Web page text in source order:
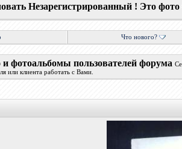
Незарегистрированный ! Это
Что нового?
фотоальбомы пользователей форума
или клиента работать с Вами.